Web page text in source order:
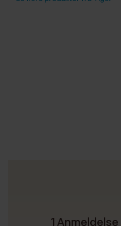
1 Anmeldelse